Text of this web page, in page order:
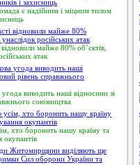
є надійним і міцним тилом
майже 80% об’єктів,
атак
угода виводить наші відносини зі
союзництва
хто боронить нашу країну та